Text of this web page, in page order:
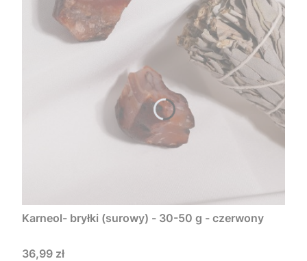
Karneol- bryłki (surowy) - 30-50 g - czerwony
Cena
36,99 zł